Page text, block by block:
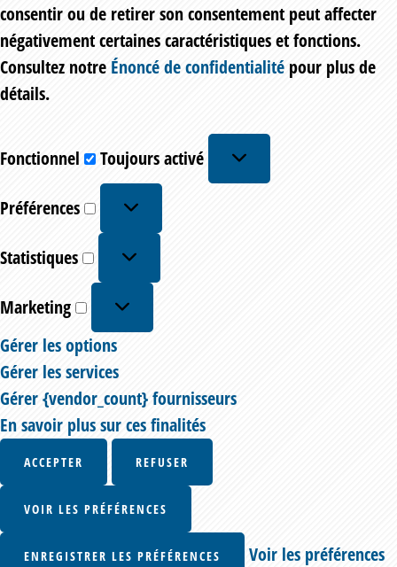
consentir ou de retirer son consentement peut affecter
négativement certaines caractéristiques et fonctions.
Consultez notre Énoncé de confidentialité pour plus de
détails.
Fonctionnel
Fonctionnel
Toujours activé
Préférences
Préférences
Statistiques
Statistiques
Marketing
Marketing
Gérer les options
Gérer les services
Gérer {vendor_count} fournisseurs
En savoir plus sur ces finalités
ACCEPTER REFUSER
VOIR LES PRÉFÉRENCES
ENREGISTRER LES PRÉFÉRENCES
Voir les préférences